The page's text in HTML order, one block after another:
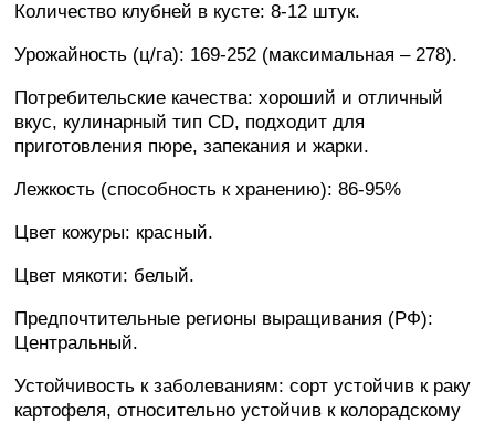
Количество клубней в кусте: 8-12 штук.
Урожайность (ц/га): 169-252 (максимальная – 278).
Потребительские качества: хороший и отличный
вкус, кулинарный тип CD, подходит для
приготовления пюре, запекания и жарки.
Лежкость (способность к хранению): 86-95%
Цвет кожуры: красный.
Цвет мякоти: белый.
Предпочтительные регионы выращивания (РФ):
Центральный.
Устойчивость к заболеваниям: сорт устойчив к раку
картофеля, относительно устойчив к колорадскому